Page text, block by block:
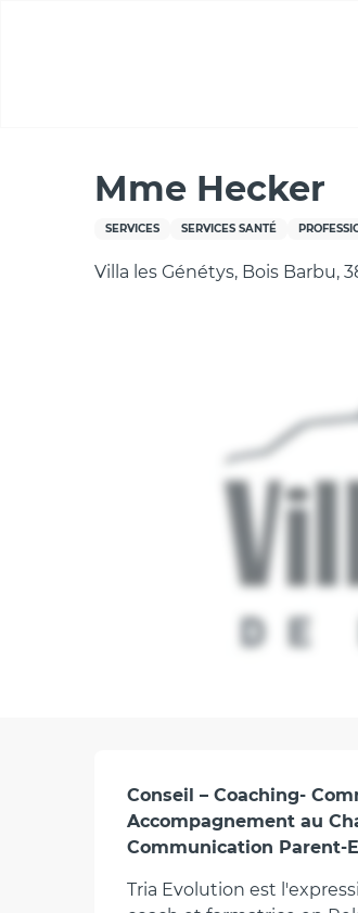
Mme Hecker
SERVICES SERVICES SANTÉ
Villa les Génétys, Bois Barbu,
Description
Conseil – Coaching-
Accompagnement au
Communication Parent-
Tria Evolution est